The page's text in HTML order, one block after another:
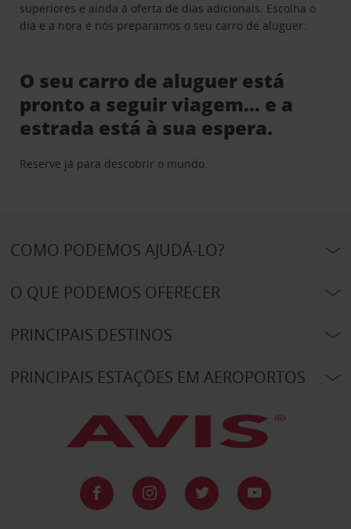
superiores e ainda à oferta de dias adicionais. Escolha o
dia e a hora e nós preparamos o seu carro de aluguer.
O seu carro de aluguer está
pronto a seguir viagem… e a
estrada está à sua espera.
Reserve já para descobrir o mundo.
COMO PODEMOS AJUDÁ-LO?
O QUE PODEMOS OFERECER
PRINCIPAIS DESTINOS
PRINCIPAIS ESTAÇÕES EM AEROPORTOS